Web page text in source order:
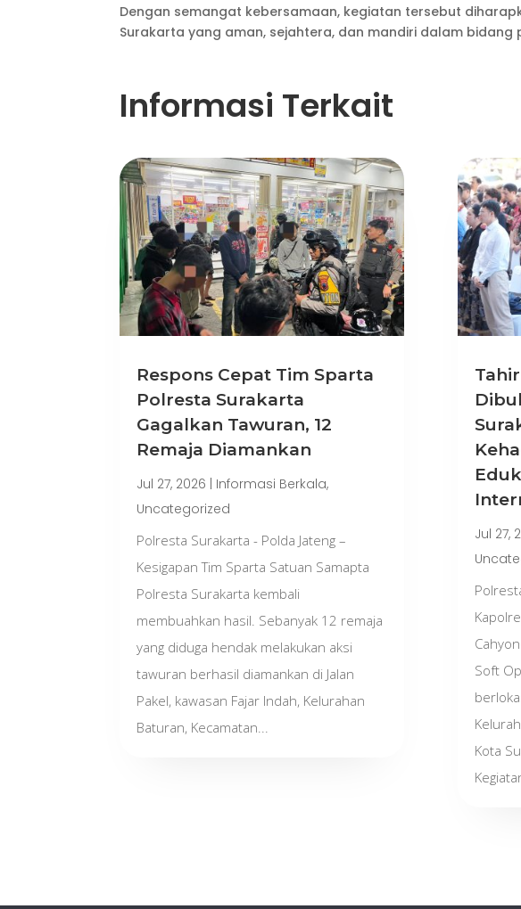
Dengan semangat kebersamaan, kegiatan tersebut
Surakarta yang aman, sejahtera, dan mandiri dalam bidang
Informasi Terkait
Respons Cepat Tim Sparta
Polresta Surakarta
Gagalkan Tawuran, 12
Remaja Diamankan
Jul 27, 2026 | Informasi Berkala,
Uncategorized
Polresta Surakarta - Polda Jateng –
Kesigapan Tim Sparta Satuan Samapta
Polresta Surakarta kembali
membuahkan hasil. Sebanyak 12 remaja
yang diduga hendak melakukan aksi
tawuran berhasil diamankan di Jalan
Pakel, kawasan Fajar Indah, Kelurahan
Baturan, Kecamatan...
Jul 27,
Soft
Kota